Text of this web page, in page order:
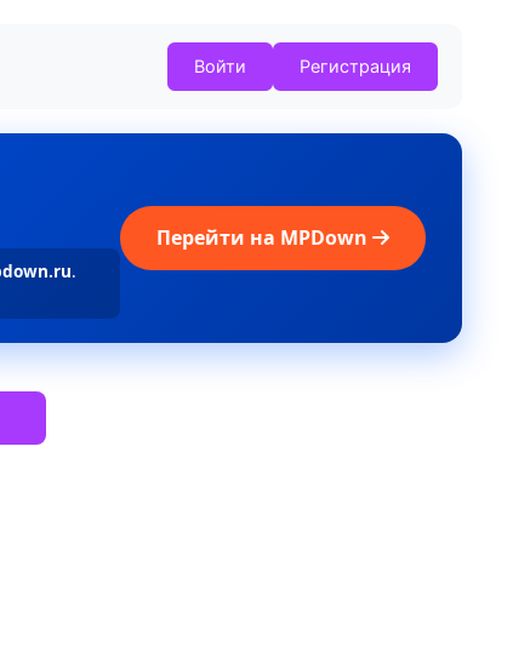
Войти Регистрация
.
Перейти на MPDown